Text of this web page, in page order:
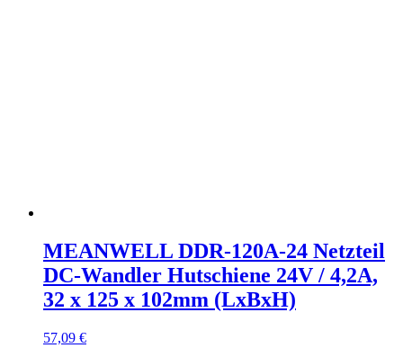
MEANWELL DDR-120A-24 Netzteil
DC-Wandler Hutschiene 24V / 4,2A,
32 x 125 x 102mm (LxBxH)
57,09 €